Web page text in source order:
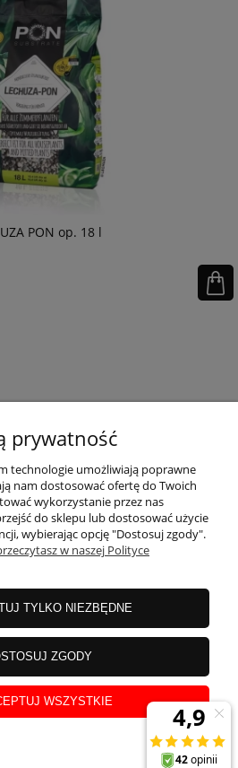
PON op. 18 l
KONTO
I DOSTAWA
O NAS
prywatność
technologie umożliwiają poprawne
nam dostosować ofertę do Twoich
wykorzystanie przez nas
do sklepu lub dostosować użycie
wybierając opcję "Dostosuj zgody".
w naszej Polityce
TYLKO NIEZBĘDNE
ZGODY
WSZYSTKIE